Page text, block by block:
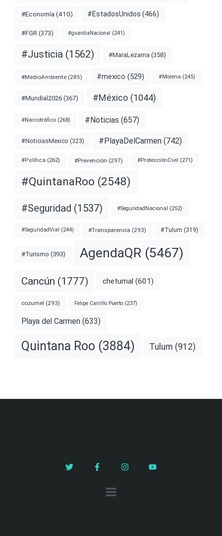
#Economía (410) #EstadosUnidos (466)
#FGR (373) #guardiaNacional (241)
#Justicia (1562) #MaraLezama (358)
#MedioAmbiente (285) #mexico (529) #Morena (245)
#Mundial2026 (367) #México (1044)
#Narcotráfico (268) #Noticias (657)
#NoticiasMexico (323) #PlayaDelCarmen (742)
#Política (262) #Prevención (297) #ProtecciónCivil (271)
#QuintanaRoo (2548)
#Seguridad (1537) #SeguridadNacional (252)
#SeguridadVial (244) #Transparencia (293) #Tulum (319)
#Turismo (393) AgendaQR (5467)
Cancún (1777) chetumal (601)
cozumel (293) Felipe Carrillo Puerto (237)
Playa del Carmen (633)
Quintana Roo (3884) Tulum (912)